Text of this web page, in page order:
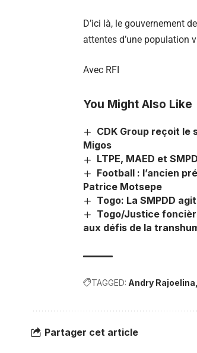
D’ici là, le gouvernement
attentes d’une population
Avec RFI
You Might Also Like
CDK Group reçoit le
Migos
LTPE, MAED et
Football : l’ancien
Patrice Motsepe
Togo: La SMPDD
Togo/Justice
aux défis de la
TAGGED: Andry Rajoelina
Partager cet article